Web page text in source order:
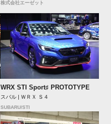
株式会社エーゼット
WRX STI Sport♯ PROTOTYPE
スバル | ＷＲＸ Ｓ４
SUBARU/STI